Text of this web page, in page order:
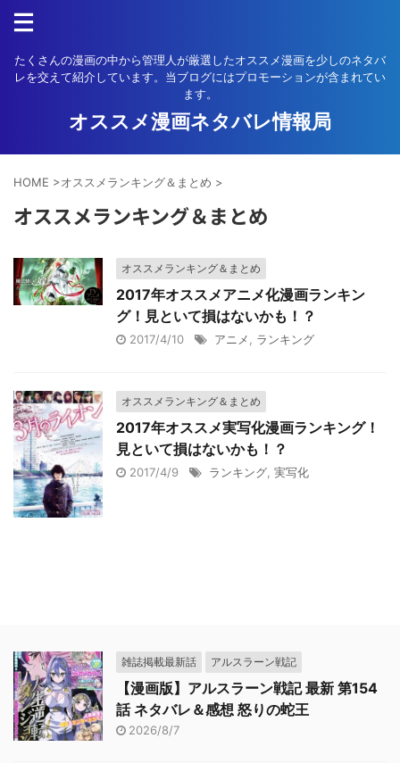
たくさんの漫画の中から管理人が厳選したオススメ漫画を少しのネタバ
レを交えて紹介しています。当ブログにはプロモーションが含まれてい
ます。
オススメ漫画ネタバレ情報局
HOME >オススメランキング＆まとめ >
オススメランキング＆まとめ
オススメランキング＆まとめ
2017年オススメアニメ化漫画ランキン
グ！見といて損はないかも！？
2017/4/10 アニメ ランキング
オススメランキング＆まとめ
2017年オススメ実写化漫画ランキング！
見といて損はないかも！？
2017/4/9 ランキング 実写化
雑誌掲載最新話 アルスラーン戦記
【漫画版】アルスラーン戦記 最新 第154
話 ネタバレ＆感想 怒りの蛇王
2026/8/7